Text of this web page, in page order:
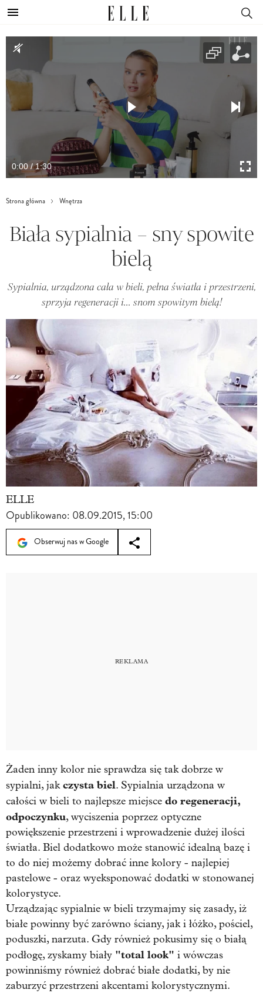
0:00 / 1:30
Strona główna Wnętrza
Biała sypialnia – sny spowite
bielą
Sypialnia, urządzona cała w bieli, pełna światła i przestrzeni,
sprzyja regeneracji i... snom spowitym bielą!
ELLE
Opublikowano: 08.09.2015, 15:00
Obserwuj nas w Google
Żaden inny kolor nie sprawdza się tak dobrze w
sypialni, jakczysta biel. Sypialnia urządzona w
całości w bieli to najlepsze miejsce do regeneracji,
odpoczynku, wyciszenia poprzez optyczne
powiększenie przestrzeni i wprowadzenie dużej ilości
światła. Biel dodatkowo może stanowić idealną bazę i
to do niej możemy dobrać inne kolory - najlepiej
pastelowe - oraz wyeksponować dodatki w stonowanej
kolorystyce.
Urządzając sypialnie w bieli trzymajmy się zasady, iż
białe powinny być zarówno ściany, jak i łóżko, pościel,
poduszki, narzuta. Gdy również pokusimy się o białą
podłogę, zyskamy biały "total look" i wówczas
powinniśmy również dobrać białe dodatki, by nie
zaburzyć przestrzeni akcentami kolorystycznymi.